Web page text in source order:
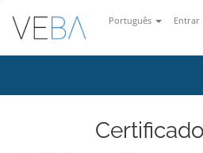
Português Entrar